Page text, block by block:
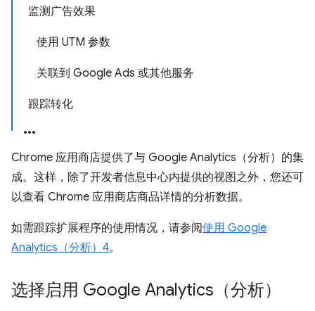
监测广告效果
使用 UTM 参数
关联到 Google Ads 或其他服务
跟踪转化
Chrome 应用商店提供了与 Google Analytics（分析）的集
成。这样，除了开发者信息中心内提供的视图之外，您还可
以查看 Chrome 应用商店商品详情的分析数据。
如需跟踪扩展程序的使用情况，请参阅使用 Google
Analytics（分析）4。
选择启用 Google Analytics（分析）